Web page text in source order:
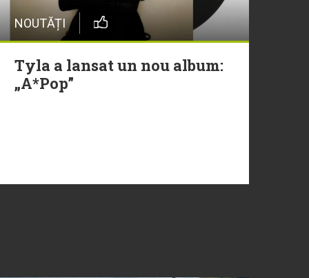
NOUTĂȚI
Tyla a lansat un nou album:
„A*Pop”